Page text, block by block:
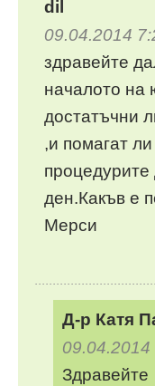
dil
09.04.2014
здравейте
началото на
достатъчни
,и помагат
ден.Какъв е
Мерси
Д-р Катя
09.04.2014
Здравейте